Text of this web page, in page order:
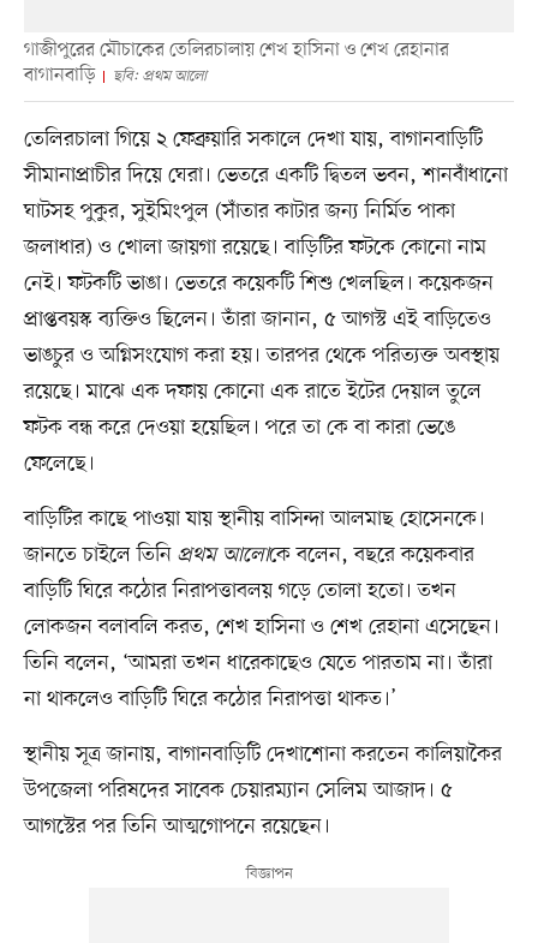
গাজীপুরের মৌচাকের তেলিরচালায় শেখ হাসিনা ও শেখ রেহানার
বাগানবাড়ি
ছবি: প্রথম আলো
তেলিরচালা গিয়ে ২ ফেব্রুয়ারি সকালে দেখা যায়, বাগানবাড়িটি
সীমানাপ্রাচীর দিয়ে ঘেরা। ভেতরে একটি দ্বিতল ভবন, শানবাঁধানো
ঘাটসহ পুকুর, সুইমিংপুল (সাঁতার কাটার জন্য নির্মিত পাকা
জলাধার) ও খোলা জায়গা রয়েছে। বাড়িটির ফটকে কোনো নাম
নেই। ফটকটি ভাঙা। ভেতরে কয়েকটি শিশু খেলছিল। কয়েকজন
প্রাপ্তবয়স্ক ব্যক্তিও ছিলেন। তাঁরা জানান, ৫ আগস্ট এই বাড়িতেও
ভাঙচুর ও অগ্নিসংযোগ করা হয়। তারপর থেকে পরিত্যক্ত অবস্থায়
রয়েছে। মাঝে এক দফায় কোনো এক রাতে ইটের দেয়াল তুলে
ফটক বন্ধ করে দেওয়া হয়েছিল। পরে তা কে বা কারা ভেঙে
ফেলেছে।
বাড়িটির কাছে পাওয়া যায় স্থানীয় বাসিন্দা আলমাছ হোসেনকে।
জানতে চাইলে তিনি প্রথম আলোকে বলেন, বছরে কয়েকবার
বাড়িটি ঘিরে কঠোর নিরাপত্তাবলয় গড়ে তোলা হতো। তখন
লোকজন বলাবলি করত, শেখ হাসিনা ও শেখ রেহানা এসেছেন।
তিনি বলেন, ‘আমরা তখন ধারেকাছেও যেতে পারতাম না। তাঁরা
না থাকলেও বাড়িটি ঘিরে কঠোর নিরাপত্তা থাকত।’
স্থানীয় সূত্র জানায়, বাগানবাড়িটি দেখাশোনা করতেন কালিয়াকৈর
উপজেলা পরিষদের সাবেক চেয়ারম্যান সেলিম আজাদ। ৫
আগস্টের পর তিনি আত্মগোপনে রয়েছেন।